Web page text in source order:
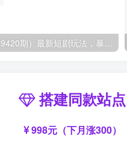
（9420期）最新短剧玩法，暴力变现日入1000+私域零成本操作，全程干货（附1400G短剧）
搭建同款站点
998元（下月涨300）